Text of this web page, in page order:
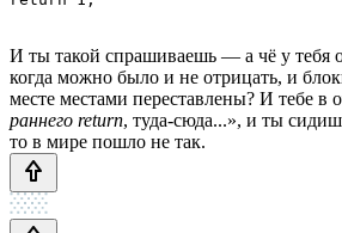
И ты такой спрашиваешь — а чё у тебя
когда можно было и не отрицать, и
месте местами переставлены? И тебе в
раннего return, туда-сюда...», и ты
то в мире пошло не так.